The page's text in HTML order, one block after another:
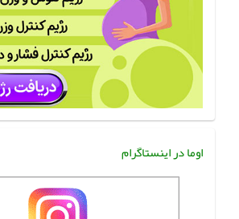
اوما در اینستاگرام